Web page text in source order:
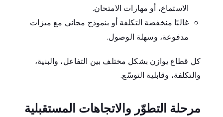
الاستماع، أو مهارات الامتحان.
غالبًا منخفضة التكلفة أو بنموذج مجاني مع ميزات
مدفوعة، وسهلة الوصول.
كل قطاع يوازن بشكل مختلف بين التفاعل، والبنية،
والتكلفة، وقابلية التوسّع.
مرحلة التطوّر والاتجاهات المستقبلية